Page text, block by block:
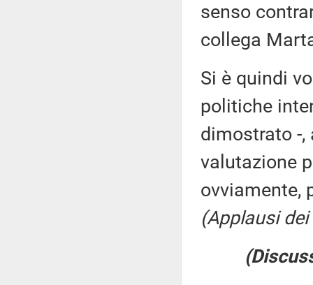
senso
collega
Si è quindi
politiche
dimostrato -,
valutazione
ovviamente,
(Applausi